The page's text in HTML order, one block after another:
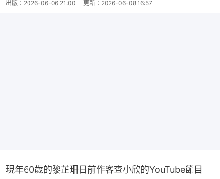
出版： 2026-06-06 21:00 更新： 2026-06-08 16:57
現年60歲的黎芷珊日前作客查小欣的YouTube節目